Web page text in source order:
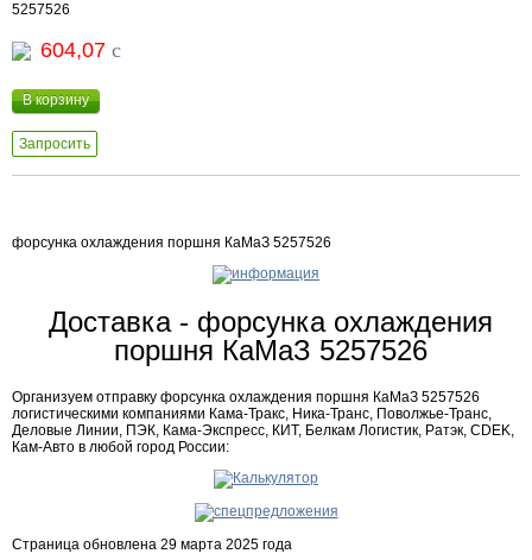
5257526
604,07 c
В корзину
Запросить
форсунка охлаждения поршня КаМаЗ 5257526
Доставка - форсунка охлаждения
поршня КаМаЗ 5257526
Организуем отправку форсунка охлаждения поршня КаМаЗ 5257526
логистическими компаниями Кама-Тракс, Ника-Транс, Поволжье-Транс,
Деловые Линии, ПЭК, Кама-Экспресс, КИТ, Белкам Логистик, Ратэк, CDEK,
Кам-Авто в любой город России:
Страница обновлена 29 марта 2025 года